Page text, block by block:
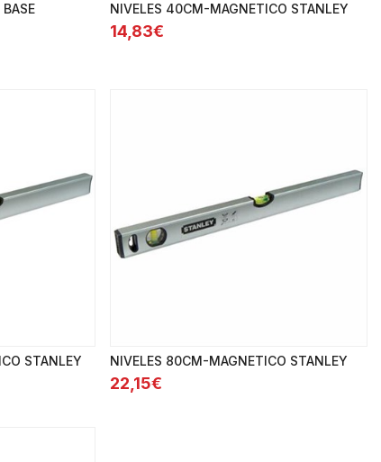
NIVELES 40CM-MAGNETICO STANLEY
14,83€
STANLEY NIVELES 80CM-MAGNETICO STANLEY
22,15€